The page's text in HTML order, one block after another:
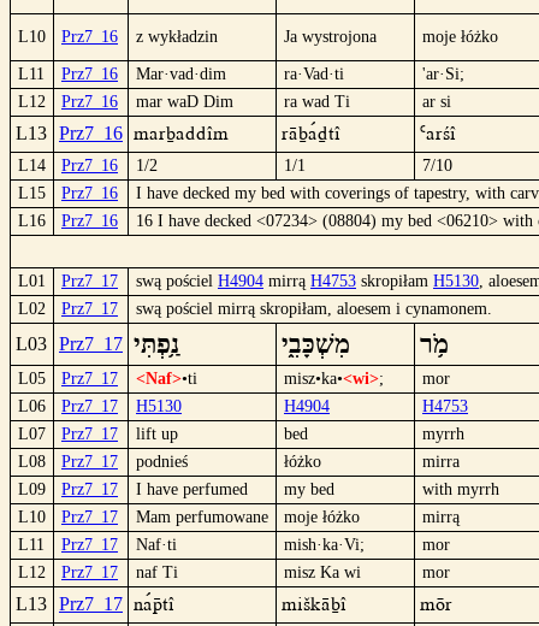
L10 Prz7_16 z wykładzin Ja wystrojona moje łóżko
L11 Prz7_16 Mar·vad·dim ra·Vad·ti
'ar·Si;
L12
Prz7_16 mar waD Dim ra wad Ti ar si
L13 Prz7_16 marbaDDîm räbaºdTî `arSî
L14 Prz7_16 1/2 1/1
7/10
L15
Prz7_16
I have decked my bed with coverings of tapestry, with
L16
Prz7_16 16 I have decked <07234> (08804) my bed <06210>
L01 Prz7_17 swą pościel H4904 mirrą H4753 skropiłam H5130,
L02
Prz7_17 swą pościel mirrą skropiłam, aloesem i cynamonem.
L03 Prz7_17 נַ֥פְתִּי מִשְׁכָּבִ֑י מֹ֥ר
L05 Prz7_17 <Naf>•ti misz•ka•<wi>;
mor
L06
Prz7_17 H5130 H4904
H4753
L07
Prz7_17 lift up bed
myrrh
L08
Prz7_17 podnieś łóżko
mirra
L09
Prz7_17 I have perfumed my bed
with myrrh
L10
Prz7_17 Mam perfumowane moje łóżko
mirrą
L11
Prz7_17 Naf·ti mish·ka·Vi;
mor
L12
Prz7_17 naf Ti misz Ka wi mor
L13 Prz7_17 naºpTî mišKäbî mör